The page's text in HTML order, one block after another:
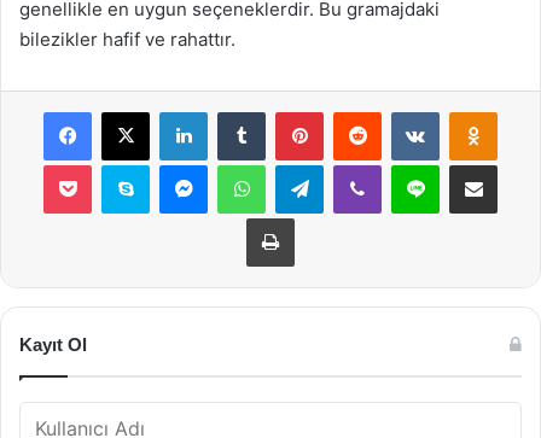
genellikle en uygun seçeneklerdir. Bu gramajdaki
bilezikler hafif ve rahattır.
Facebook
X LinkedInTumblr PinterestReddit VKontakte
Pocket Skype MessengerWhatsAppTelegramViber Line E-Posta ile
Yazdır
Kayıt Ol